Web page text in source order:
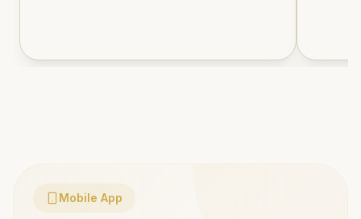
Mobile App